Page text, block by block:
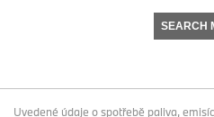
SEARCH
Uvedené údaje o spotřebě paliva,